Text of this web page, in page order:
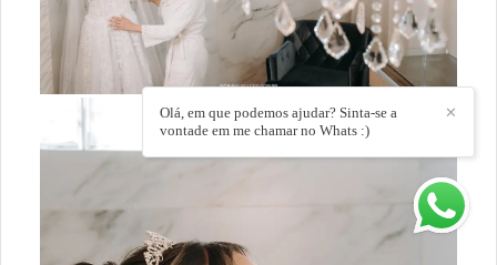
✕
Olá, em que podemos ajudar? Sinta-se a
vontade em me chamar no Whats :)